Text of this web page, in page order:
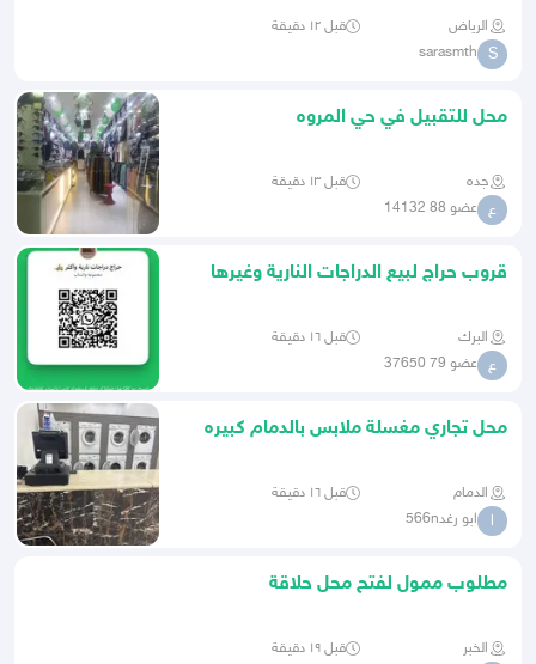
الرياض قبل ١٢ دقيقة
S
sarasmth
محل للتقبيل في حي المروه
جده قبل ١٣ دقيقة
ع عضو 88 14132
قروب حراج لبيع الدراجات النارية وغيرها
البرك قبل ١٦ دقيقة
ع عضو 79 37650
محل تجاري مغسلة ملابس بالدمام كبيره
الدمام قبل ١٦ دقيقة
ا ابو رغد566n
مطلوب ممول لفتح محل حلاقة
الخبر قبل ١٩ دقيقة